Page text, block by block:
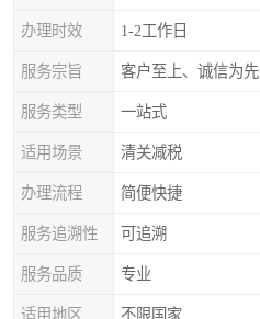
办理时效 1-2工作日
服务宗旨 客户至上、诚信为先
服务类型 一站式
适用场景 清关减税
办理流程 简便快捷
服务追溯性 可追溯
服务品质 专业
适用地区 不限国家